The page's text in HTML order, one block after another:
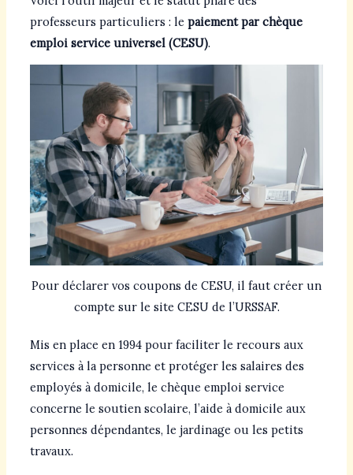
professeurs particuliers : le paiement par chèque
emploi service universel (CESU).
Pour déclarer vos coupons de CESU, il faut créer un
compte sur le site CESU de l’URSSAF.
Mis en place en 1994 pour faciliter le recours aux
services à la personne et protéger les salaires des
employés à domicile, le chèque emploi service
concerne le soutien scolaire, l’aide à domicile aux
personnes dépendantes, le jardinage ou les petits
travaux.